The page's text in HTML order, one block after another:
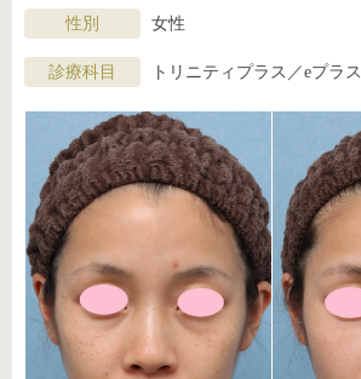
性別 女性
診療科目 トリニティプラス／eプラス